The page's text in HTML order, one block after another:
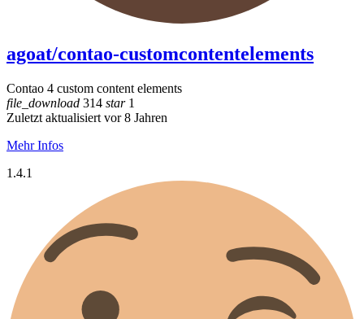
agoat/contao-customcontentelements
Contao 4 custom content elements
file_download 314 star1
Zuletzt aktualisiert vor 8 Jahren
Mehr Infos
1.4.1